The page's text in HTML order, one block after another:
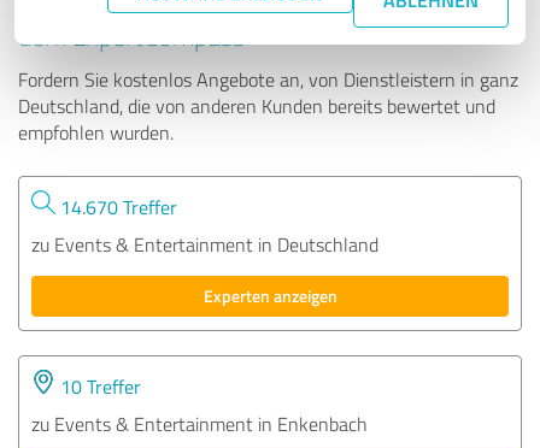
dem ExpertCompass
Fordern Sie kostenlos Angebote an, von Dienstleistern in ganz
Deutschland, die von anderen Kunden bereits bewertet und
empfohlen wurden.
14.670 Treffer
zu Events & Entertainment in Deutschland
Experten anzeigen
10 Treffer
zu Events & Entertainment in Enkenbach